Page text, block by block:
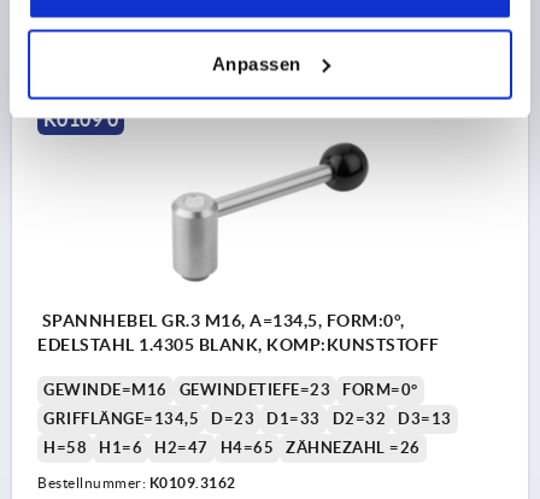
Anpassen
43,80 CHF
zzgl. MwSt.
DETAILS
K0109 0
SPANNHEBEL GR.3 M16, A=134,5, FORM:0°,
EDELSTAHL 1.4305 BLANK, KOMP:KUNSTSTOFF
GEWINDE=M16 GEWINDETIEFE=23
FORM=0°
GRIFFLÄNGE=134,5
D=23 D1=33 D2=32
D3=13
H=58
H1=6 H2=47 H4=65 ZÄHNEZAHL =26
Bestellnummer: K0109.3162